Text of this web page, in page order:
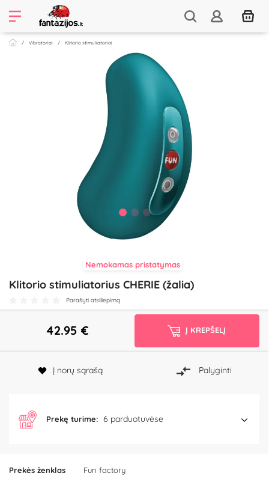
Vibratoriai Klitorio stimuliatoriai
Nemokamas pristatymas
Klitorio stimuliatorius CHERIE (žalia)
Parašyti atsiliepimą
Prekės ženklas Fun factory
42.95 € Į KREPŠELĮ
Į norų sąrašą Palyginti
Prekę turime: 6 parduotuvėse